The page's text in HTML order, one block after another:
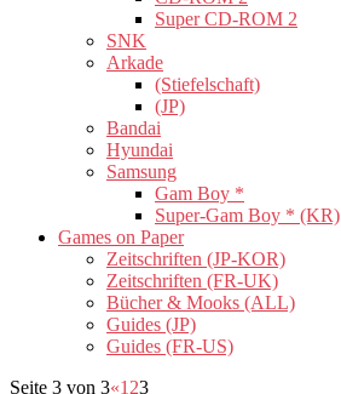
Super CD-ROM 2
SNK
Arkade
(Stiefelschaft)
(JP)
Bandai
Hyundai
Samsung
Gam Boy *
Super-Gam Boy * (KR)
Games on Paper
Zeitschriften (JP-KOR)
Zeitschriften (FR-UK)
Bücher & Mooks (ALL)
Guides (JP)
Guides (FR-US)
Seite 3 von 3«1 23